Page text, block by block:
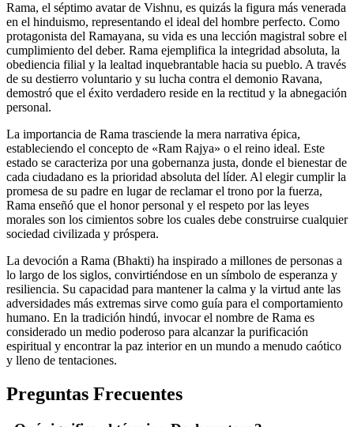
Rama, el séptimo avatar de Vishnu, es quizás la figura más venerada
en el hinduismo, representando el ideal del hombre perfecto. Como
protagonista del Ramayana, su vida es una lección magistral sobre el
cumplimiento del deber. Rama ejemplifica la integridad absoluta, la
obediencia filial y la lealtad inquebrantable hacia su pueblo. A través
de su destierro voluntario y su lucha contra el demonio Ravana,
demostró que el éxito verdadero reside en la rectitud y la abnegación
personal.
La importancia de Rama trasciende la mera narrativa épica,
estableciendo el concepto de «Ram Rajya» o el reino ideal. Este
estado se caracteriza por una gobernanza justa, donde el bienestar de
cada ciudadano es la prioridad absoluta del líder. Al elegir cumplir la
promesa de su padre en lugar de reclamar el trono por la fuerza,
Rama enseñó que el honor personal y el respeto por las leyes
morales son los cimientos sobre los cuales debe construirse cualquier
sociedad civilizada y próspera.
La devoción a Rama (Bhakti) ha inspirado a millones de personas a
lo largo de los siglos, convirtiéndose en un símbolo de esperanza y
resiliencia. Su capacidad para mantener la calma y la virtud ante las
adversidades más extremas sirve como guía para el comportamiento
humano. En la tradición hindú, invocar el nombre de Rama es
considerado un medio poderoso para alcanzar la purificación
espiritual y encontrar la paz interior en un mundo a menudo caótico
y lleno de tentaciones.
Preguntas Frecuentes